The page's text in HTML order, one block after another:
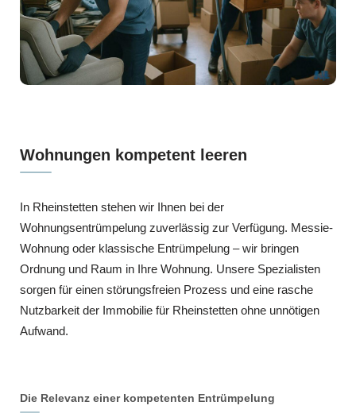
Wohnungen kompetent leeren
In Rheinstetten stehen wir Ihnen bei der
Wohnungsentrümpelung zuverlässig zur Verfügung. Messie-
Wohnung oder klassische Entrümpelung – wir bringen
Ordnung und Raum in Ihre Wohnung. Unsere Spezialisten
sorgen für einen störungsfreien Prozess und eine rasche
Nutzbarkeit der Immobilie für Rheinstetten ohne unnötigen
Aufwand.
Die Relevanz einer kompetenten Entrümpelung